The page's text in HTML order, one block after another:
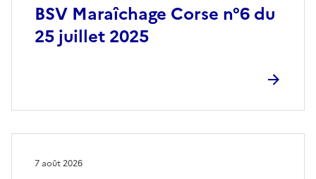
BSV Maraîchage Corse n°6 du
25 juillet 2025
7 août 2026